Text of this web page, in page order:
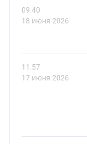
09.40
18 июня 2026
11.57
17 июня 2026